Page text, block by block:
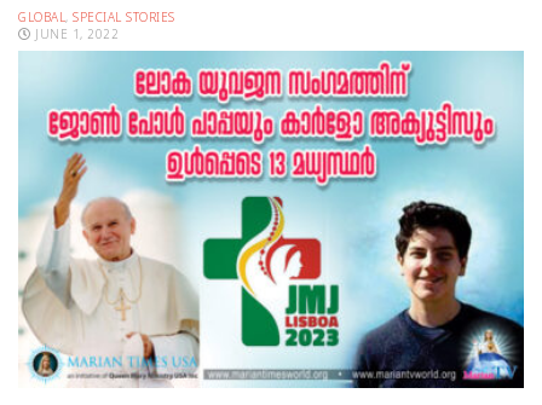
GLOBAL, SPECIAL STORIES
JUNE 1, 2022